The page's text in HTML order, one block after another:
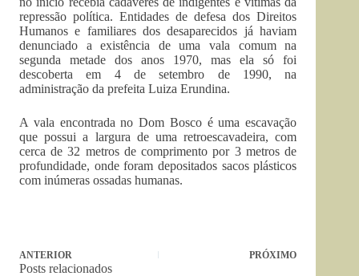
repressão política. Entidades de defesa dos Direitos
Humanos e familiares dos desaparecidos já haviam
denunciado a existência de uma vala comum na
segunda metade dos anos 1970, mas ela só foi
descoberta em 4 de setembro de 1990, na
administração da prefeita Luiza Erundina.
A vala encontrada no Dom Bosco é uma escavação
que possui a largura de uma retroescavadeira, com
cerca de 32 metros de comprimento por 3 metros de
profundidade, onde foram depositados sacos plásticos
com inúmeras ossadas humanas.
ANTERIOR PRÓXIMO
Posts relacionados